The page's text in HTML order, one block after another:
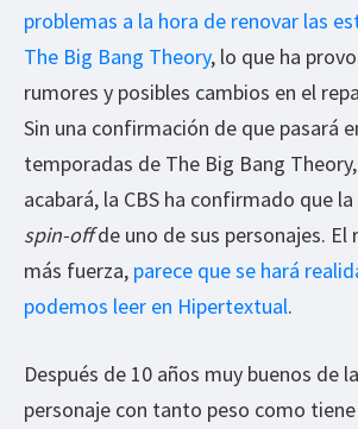
problemas a la hora de renovar las
The Big Bang Theory, lo que ha
rumores y posibles cambios en el
Sin una confirmación de que pasará
temporadas de The Big Bang
acabará, la CBS ha confirmado que
spin-offde uno de sus personajes. El
más fuerza, parece que se hará
podemos leer en Hipertextual.
Después de 10 años muy buenos de
personaje con tanto peso como